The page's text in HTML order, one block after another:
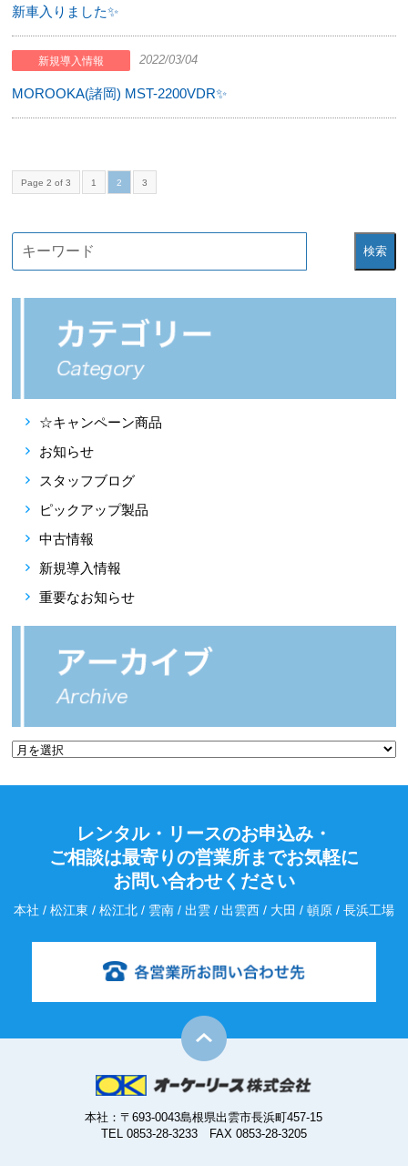
新車入りました✨
新規導入情報 2022/03/04
MOROOKA(諸岡) MST-2200VDR✨
Page 2 of 3 1 2 3
検索
☆キャンペーン商品
お知らせ
スタッフブログ
ピックアップ製品
中古情報
新規導入情報
重要なお知らせ
レンタル・リースのお申込み・
ご相談は最寄りの営業所までお気軽に
お問い合わせください
本社 / 松江東 / 松江北 / 雲南 / 出雲 / 出雲西 / 大田 / 頓原 / 長浜工場
本社：〒693-0043島根県出雲市長浜町457-15
TEL 0853-28-3233 FAX 0853-28-3205